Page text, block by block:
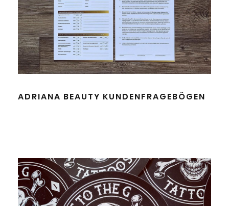
ADRIANA BEAUTY KUNDENFRAGEBÖGEN